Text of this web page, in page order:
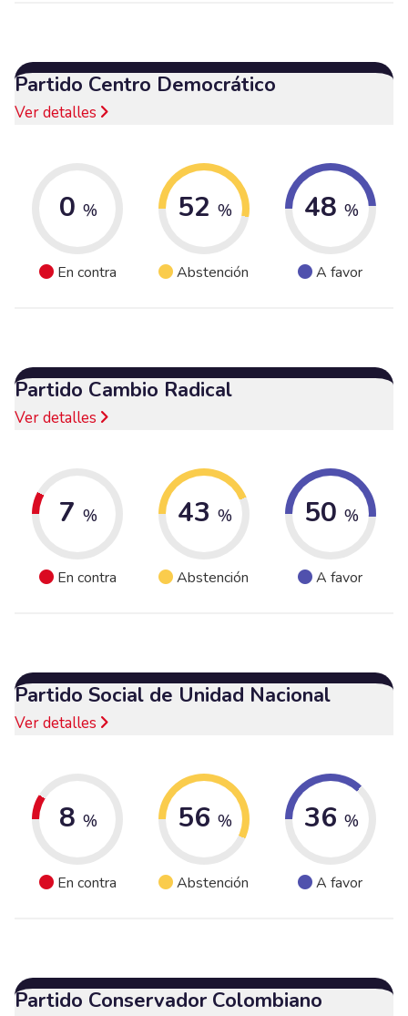
Partido Centro Democrático
Ver detalles
0 %
En contra
52 %
Abstención
48 %
A favor
Partido Cambio Radical
Ver detalles
7 %
En contra
43 %
Abstención
50 %
A favor
Partido Social de Unidad Nacional
Ver detalles
8 %
En contra
56 %
Abstención
36 %
A favor
Partido Conservador Colombiano